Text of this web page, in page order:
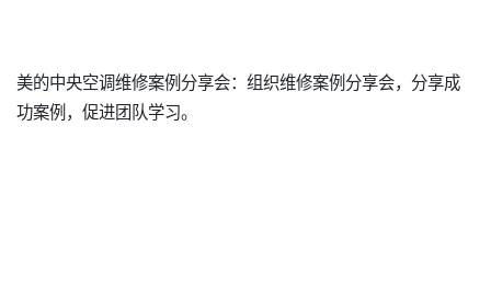
美的中央空调维修案例分享会：组织维修案例分享会，分享成
功案例，促进团队学习。